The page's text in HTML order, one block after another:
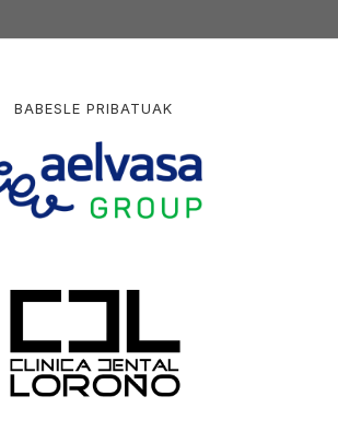
BABESLE PRIBATUAK